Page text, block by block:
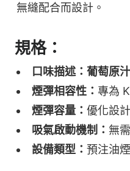
無縫配合而設計。
規格：
口味描述：葡萄原汁
煙彈相容性： 專為
煙彈容量： 優化設
吸氣啟動機制： 無
設備類型： 預注油